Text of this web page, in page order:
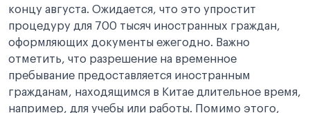
концу августа. Ожидается, что это упростит
процедуру для 700 тысяч иностранных граждан,
оформляющих документы ежегодно. Важно
отметить, что разрешение на временное
пребывание предоставляется иностранным
гражданам, находящимся в Китае длительное время,
например, для учебы или работы. Помимо этого,